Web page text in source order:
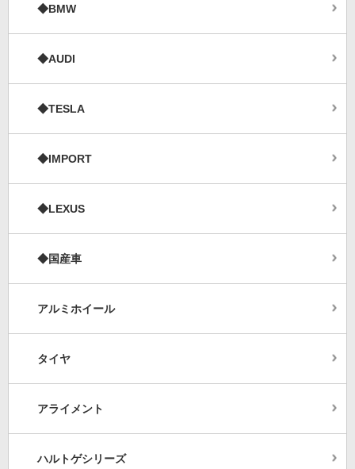
◆BMW
◆AUDI
◆TESLA
◆IMPORT
◆LEXUS
◆国産車
アルミホイール
タイヤ
アライメント
ハルトゲシリーズ